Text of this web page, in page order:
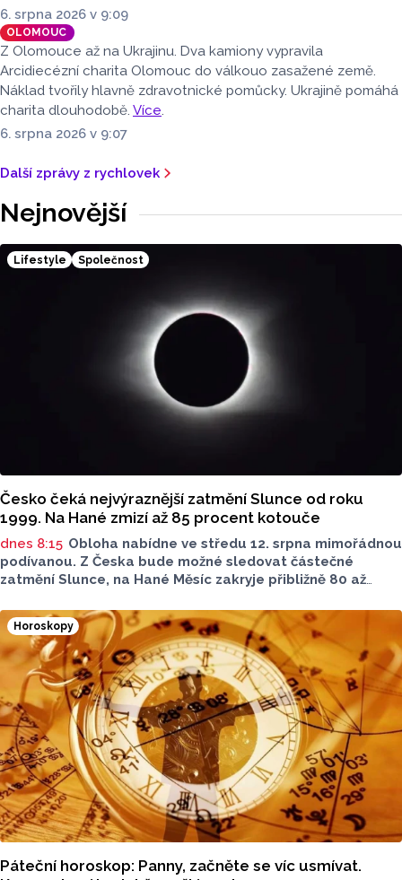
6. srpna 2026 v 9:09
OLOMOUC
Z Olomouce až na Ukrajinu. Dva kamiony vypravila
Arcidiecézní charita Olomouc do válkouo zasažené země.
Náklad tvořily hlavně zdravotnické pomůcky. Ukrajině pomáhá
charita dlouhodobě. Více.
6. srpna 2026 v 9:07
Další zprávy z rychlovek
Nejnovější
Lifestyle Společnost
Česko čeká nejvýraznější zatmění Slunce od roku
1999. Na Hané zmizí až 85 procent kotouče
dnes 8:15 Obloha nabídne ve středu 12. srpna mimořádnou
podívanou. Z Česka bude možné sledovat částečné
zatmění Slunce, na Hané Měsíc zakryje přibližně 80 až
hvězdáře Michala půjde o nejvýraznější zatmění Slunce
pozorovatelné z Česka od roku 1999. Důležité ale bude
najít vhodné místo a především chránit zrak. Více povědel
v rozhovoru Radia Haná s Lukášem Kobzou.
Horoskopy
Páteční horoskop: Panny, začněte se víc usmívat.